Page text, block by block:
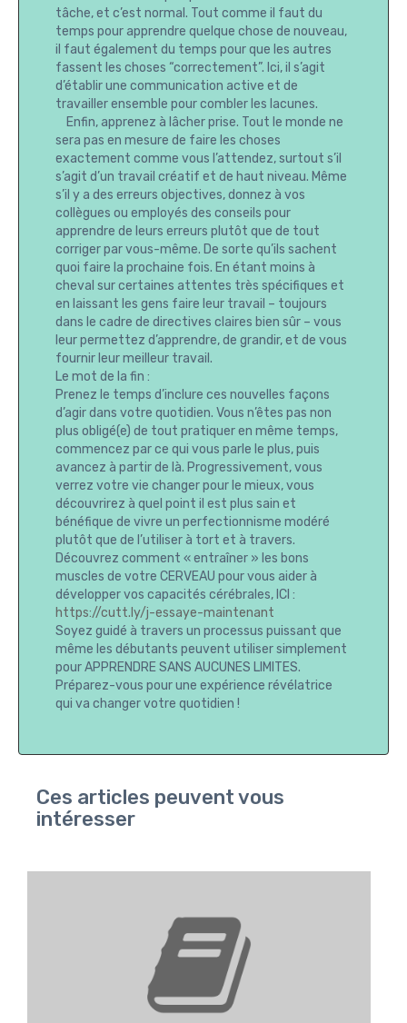
tâche, et c’est normal. Tout comme il faut du
temps pour apprendre quelque chose de nouveau,
il faut également du temps pour que les autres
fassent les choses “correctement”. Ici, il s’agit
d’établir une communication active et de
travailler ensemble pour combler les lacunes.
Enfin, apprenez à lâcher prise. Tout le monde ne
sera pas en mesure de faire les choses
exactement comme vous l’attendez, surtout s’il
s’agit d’un travail créatif et de haut niveau. Même
s’il y a des erreurs objectives, donnez à vos
collègues ou employés des conseils pour
apprendre de leurs erreurs plutôt que de tout
corriger par vous-même. De sorte qu’ils sachent
quoi faire la prochaine fois. En étant moins à
cheval sur certaines attentes très spécifiques et
en laissant les gens faire leur travail – toujours
dans le cadre de directives claires bien sûr – vous
leur permettez d’apprendre, de grandir, et de vous
fournir leur meilleur travail.
Le mot de la fin :
Prenez le temps d’inclure ces nouvelles façons
d’agir dans votre quotidien. Vous n’êtes pas non
plus obligé(e) de tout pratiquer en même temps,
commencez par ce qui vous parle le plus, puis
avancez à partir de là. Progressivement, vous
verrez votre vie changer pour le mieux, vous
découvrirez à quel point il est plus sain et
bénéfique de vivre un perfectionnisme modéré
plutôt que de l’utiliser à tort et à travers.
Découvrez comment « entraîner » les bons
muscles de votre CERVEAU pour vous aider à
développer vos capacités cérébrales, ICI :
https://cutt.ly/j-essaye-maintenant
Soyez guidé à travers un processus puissant que
même les débutants peuvent utiliser simplement
pour APPRENDRE SANS AUCUNES LIMITES.
Préparez-vous pour une expérience révélatrice
qui va changer votre quotidien !
Ces articles peuvent vous
intéresser